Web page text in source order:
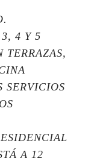
4 Y 5
TERRAZAS,
SERVICIOS
A 12